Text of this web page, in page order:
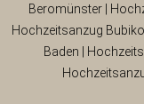
Beromünster|
Hochzeitsanzug
Baden